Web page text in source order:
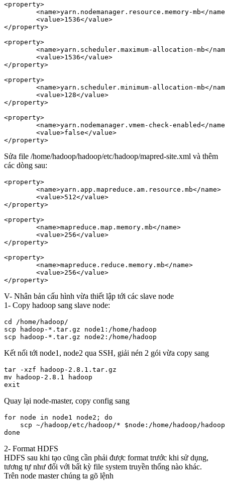
<property>
<name>yarn.nodemanager.resource.memory-mb</
        <value>1536</value>
</property>
<property>
<name>yarn.scheduler.maximum-allocation-mb</
        <value>1536</value>
</property>
<property>
<name>yarn.scheduler.minimum-allocation-mb</
        <value>128</value>
</property>
<property>
<name>yarn.nodemanager.vmem-check-enabled</
        <value>false</value>
Sửa file /home/hadoop/hadoop/etc/hadoop/mapred-site.xml và thêm
các dòng sau:
<property>
        <name>yarn.app.mapreduce.am.resource.mb</name>
        <value>512</value>
</property>
<property>
        <name>mapreduce.map.memory.mb</name>
        <value>256</value>
</property>
<property>
        <name>mapreduce.reduce.memory.mb</name>
        <value>256</value>
V- Nhân bản cấu hình vừa thiết lập tới các slave node
1- Copy hadoop sang slave node:
cd /home/hadoop/
scp hadoop-*.tar.gz node1:/home/hadoop
Kết nối tới node1, node2 qua SSH, giải nén 2 gói vừa copy sang
tar -xzf hadoop-2.8.1.tar.gz
mv hadoop-2.8.1 hadoop
Quay lại node-master, copy config sang
for node in node1 node2; do
scp ~/hadoop/etc/hadoop/* $node:/home/hadoop/
2- Format HDFS
HDFS sau khi tạo cũng cần phải được format trước khi sử dụng,
tương tự như đối với bất kỳ file system truyền thống nào khác.
Trên node master chúng ta gõ lệnh